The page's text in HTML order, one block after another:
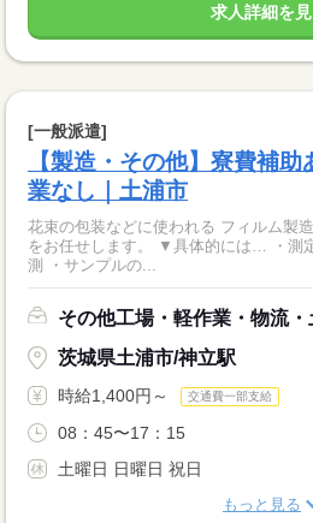
求人詳細を
[一般派遣]
【製造・その他】寮費補
業なし｜土浦市
花束の包装などに使われる フィルム製
をお任せします。 ▼具体的には… ・測定器を使った厚みや伸びの計
測 ・サンプルの...
その他工場・軽作業・物流・
茨城県土浦市/神立駅
時給1,400円～ 交通費一部支給
08：45〜17：15
土曜日 日曜日 祝日
もっと見る